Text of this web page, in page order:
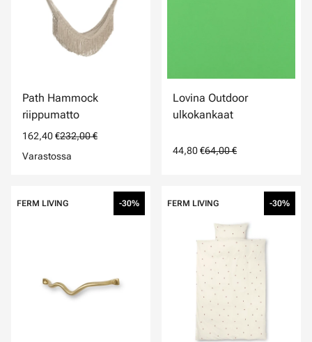
Path Hammock
riippumatto
162,40 €232,00 €
Varastossa
Lovina Outdoor
ulkokankaat
44,80 €64,00 €
FERM LIVING -30% FERM LIVING -30%